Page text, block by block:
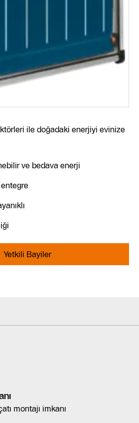
ile doğadaki enerjiyi evinize
ve bedava enerji
Yetkili Bayiler
montajı imkanı